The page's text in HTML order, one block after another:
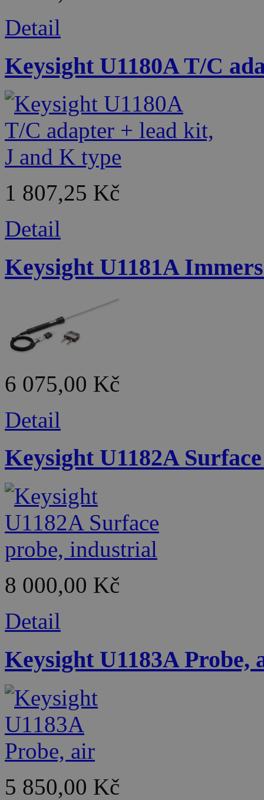
Detail
Keysight U1180A T/C
1 807,25 Kč
Detail
Keysight U1181A
6 075,00 Kč
Detail
Keysight U1182A
8 000,00 Kč
Detail
Keysight U1183A Probe,
5 850,00 Kč